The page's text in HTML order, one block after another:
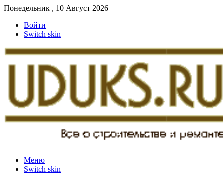
Понедельник , 10 Август 2026
Войти
Switch skin
Меню
Switch skin